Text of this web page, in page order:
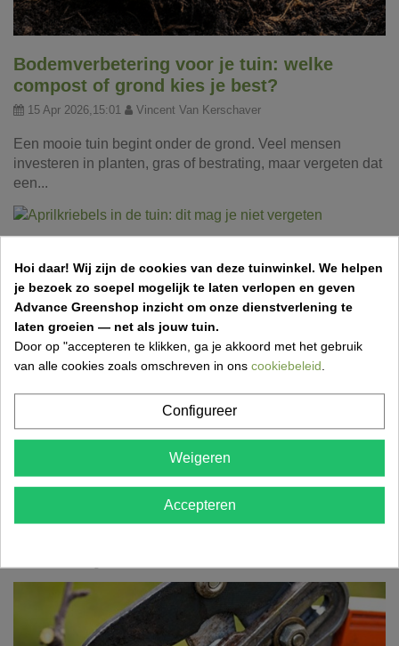
Bodemverbetering voor je tuin: welke
compost of grond kies je best?
15 Apr 2026,15:01 Vincent Van Kerschaver
Een mooie tuin begint onder de grond. Veel mensen
investeren in planten, gras of bestrating, maar vergeten dat
een...
vergeten
Een frisse lentemaand betekent werk in de tuin! Ontdek
wat je in april zeker moet doen om je tuin gezond,...
Grasmatten aanleggen: stap-voor-stap gids
voor een perfect gazon
17 Mar 2026,18:52
Wil je snel een mooi, groen gazon? Ontdek hoe je
Hoi daar! Wij zijn de cookies van deze tuinwinkel. We helpen
je bezoek zo soepel mogelijk te laten verlopen en geven
Advance Greenshop inzicht om onze dienstverlening te
laten groeien — net als jouw tuin.
Door op "accepteren te klikken, ga je akkoord met het gebruik
van alle cookies zoals omschreven in ons cookiebeleid
Configureer
Weigeren
Accepteren